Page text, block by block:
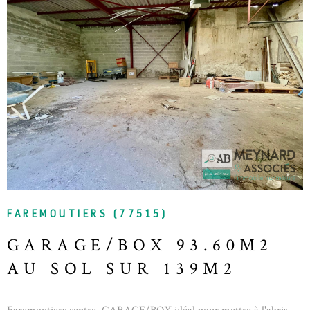
l'obligation légale de débroussaillement, sont disponibles sur le site
Géorisques. Agent commercial : RCAC 2017AC00241 à MEAUX
compte de la SARL ATPI Mme MAUDIT Magali 07 83 01 26 15
FAREMOUTIERS (77515)
GARAGE/BOX 93.60M2
AU SOL SUR 139M2
VOIR LE BIEN